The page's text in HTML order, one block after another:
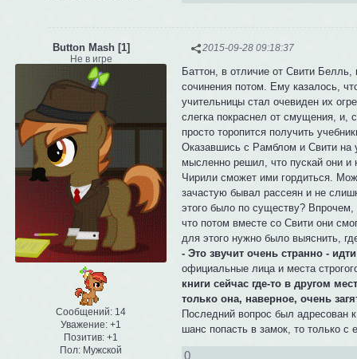
2015-09-28 09:18:37
Button Mash [1]
Не в игре
Сообщений: 14
Уважение: +1
Позитив: +1
Пол: Мужской
Баттон, в отличие от Свити Белль,
сочинения потом. Ему казалось,
учительницы стал очевиден их
слегка покраснел от смущения, и,
просто торопится получить
Оказавшись с Рамблом и Свити на
мысленно решил, что пускай они и
Чирили сможет ими гордиться.
зачастую бывал рассеян и не
этого было по существу?
что потом вместе со Свити они
для этого нужно было выяснить,
- Это звучит очень странно -
официальные лица и места
книги сейчас где-то в другом
только она, наверное, очень
Последний вопрос был адресован
шанс попасть в замок, то только
0